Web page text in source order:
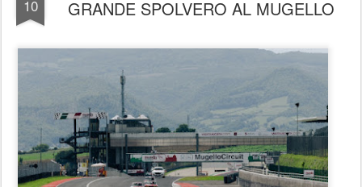
10 GRANDE SPOLVERO AL MUGELLO